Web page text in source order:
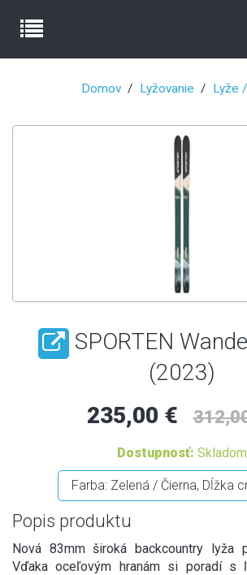
Domov Lyžovanie Lyže
SPORTEN
(2023)
235,00 €
Dostupnosť: Skladom
Popis produktu
Nová 83mm široká backcountry lyža
Vďaka oceľovým hranám si poradí s